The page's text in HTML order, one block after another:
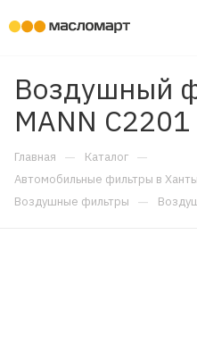
Воздушный
MANN C2201
Главная — Каталог —
Автомобильные фильтры в
Воздушные фильтры —